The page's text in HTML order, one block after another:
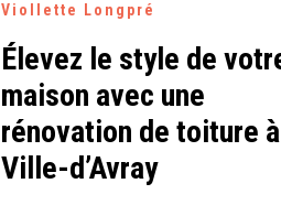
Viollette Longpré
Élevez le style de
maison avec une
rénovation de toiture à
Ville-d’Avray